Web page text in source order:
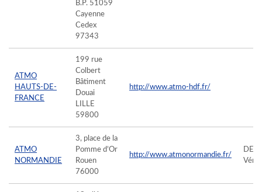
B.P. 51059
Cayenne
Cedex
97343
ATMO
HAUTS-DE-
FRANCE
199 rue
Colbert
Bâtiment
Douai
LILLE
59800
http://www.atmo-hdf.fr/
ATMO
NORMANDIE
3, place de la
Pomme d’Or
Rouen
76000
http://www.atmonormandie.fr/